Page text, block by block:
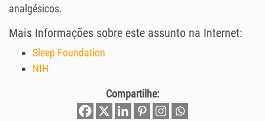
analgésicos.
Mais Informações sobre este assunto na Internet:
Sleep Foundation
NIH
Compartilhe: